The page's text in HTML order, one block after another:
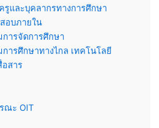
และบุคลากรทางการศึกษา
อบภายใน
ารจัดการศึกษา
ารศึกษาทางไกล เทคโนโลยี
อสาร
ณะ OIT